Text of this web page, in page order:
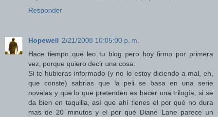
Responder
Hopewell 2/21/2008 10:05:00 p. m.
Hace tiempo que leo tu blog pero hoy firmo por primera
vez, porque quiero decir una cosa:
Si te hubieras informado (y no lo estoy diciendo a mal, eh,
que conste) sabrias que la peli se basa en una serie
novelas y que lo que pretenden es hacer una trilogía, si se
da bien en taquilla, así que ahí tienes el por qué no dura
mas de 20 minutos y el por qué Diane Lane parece un